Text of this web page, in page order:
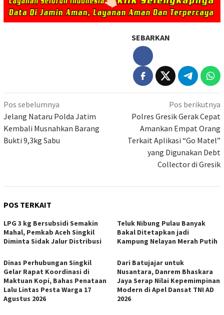
SEBARKAN
Navigasi
pos
Pos sebelumnya
Jelang Nataru Polda Jatim
Kembali Musnahkan Barang
Bukti 9,3kg Sabu
Pos berikutnya
Polres Gresik Gerak Cepat
Amankan Empat Orang
Terkait Aplikasi “Go Matel”
yang Digunakan Debt
Collector di Gresik
POS TERKAIT
LPG 3 kg Bersubsidi Semakin
Mahal, Pemkab Aceh Singkil
Diminta Sidak Jalur Distribusi
Teluk Nibung Pulau Banyak
Bakal Ditetapkan jadi
Kampung Nelayan Merah Putih
Dinas Perhubungan Singkil
Gelar Rapat Koordinasi di
Maktuan Kopi, Bahas Penataan
Lalu Lintas Pesta Warga 17
Agustus 2026
Dari Batujajar untuk
Nusantara, Danrem Bhaskara
Jaya Serap Nilai Kepemimpinan
Modern di Apel Dansat TNI AD
2026